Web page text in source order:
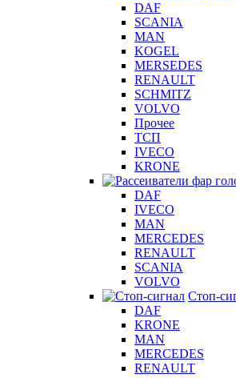
DAF
SCANIA
MAN
KOGEL
MERSEDES
RENAULT
SCHMITZ
VOLVO
Прочее
ТСП
IVECO
KRONE
DAF
IVECO
MAN
MERCEDES
RENAULT
SCANIA
VOLVO
Стоп-
DAF
KRONE
MAN
MERCEDES
RENAULT